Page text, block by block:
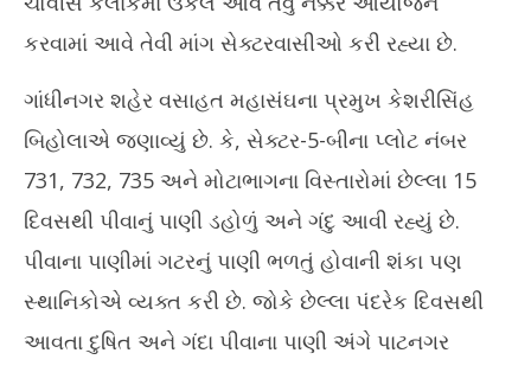
કરવામાં આવે તેવી માંગ સેક્ટરવાસીઓ કરી રહ્યા છે.
ગાંધીનગર શહેર વસાહત મહાસંઘના પ્રમુખ કેશરીસિંહ
બિહોલાએ જણાવ્યું છે. કે, સેક્ટર-5-બીના પ્લોટ નંબર
731, 732, 735 અને મોટાભાગના વિસ્તારોમાં છેલ્લા 15
દિવસથી પીવાનું પાણી ડહોળું અને ગંદુ આવી રહ્યું છે.
પીવાના પાણીમાં ગટરનું પાણી ભળતું હોવાની શંકા પણ
સ્થાનિકોએ વ્યક્ત કરી છે. જોકે છેલ્લા પંદરેક દિવસથી
આવતા દુષિત અને ગંદા પીવાના પાણી અંગે પાટનગર